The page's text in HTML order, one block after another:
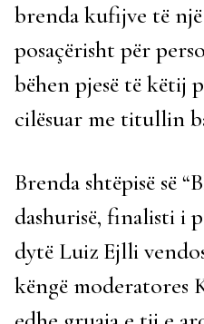
brenda kufijve të
posaçërisht për
bëhen pjesë të këtij
cilësuar me titullin
Brenda shtëpisë së
dashurisë, finalisti i
dytë Luiz Ejlli
këngë moderatores